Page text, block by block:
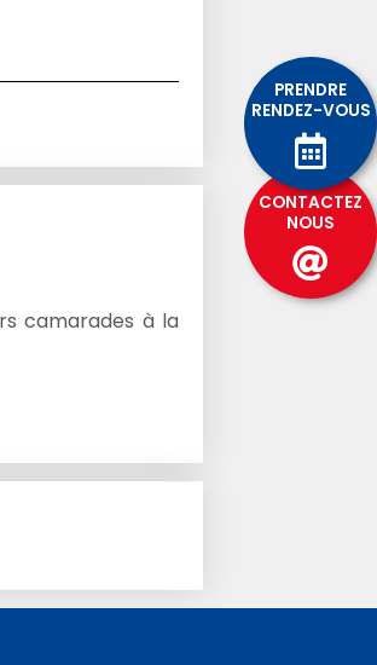
camarades à la
PRENDRE
RENDEZ-VOUS
CONTACTEZ
NOUS